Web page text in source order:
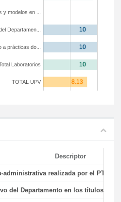
TOTAL UPV
Laboratorios
prácticas do...
Departamen...
modelos en ...
Descriptor
administrativa realizada por el PTGAS
del Departamento en los títulos de